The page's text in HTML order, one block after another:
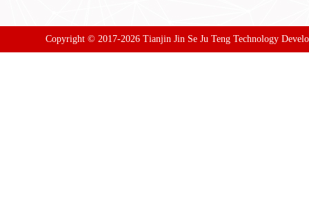
Copyright © 2017-2026 Tianjin Jin Se Ju Teng Technology